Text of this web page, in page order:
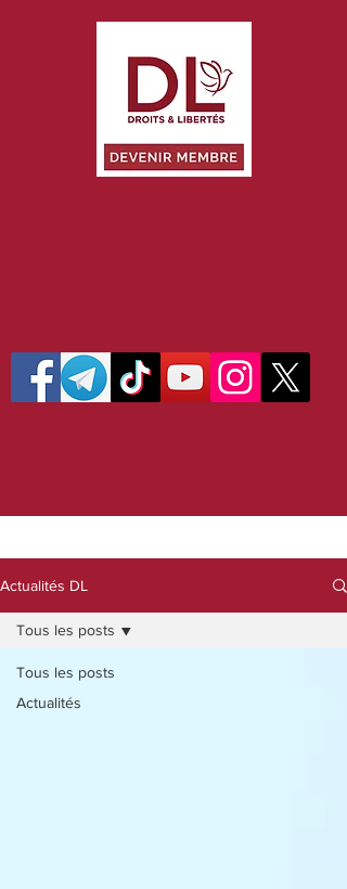
Actualités DL
Tous les posts
Actualités
Tous les posts